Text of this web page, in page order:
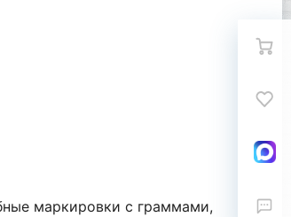
маркировки с граммами,